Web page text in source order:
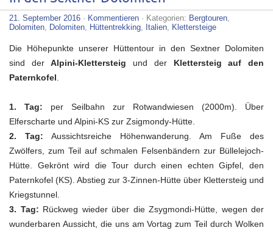
21. September 2016 · Kommentieren · Kategorien: Bergtouren,
Dolomiten, Dolomiten, Hüttentrekking, Italien, Klettersteige
Die Höhepunkte unserer Hüttentour in den Sextner Dolomiten
sind derAlpini-Klettersteig und der Klettersteig auf den
Paternkofel
1. Tag: per Seilbahn zur Rotwandwiesen (2000m). Über
Elferscharte und Alpini-KS zur Zsigmondy-Hütte.
2. Tag: Aussichtsreiche Höhenwanderung. Am Fuße des
Zwölfers, zum Teil auf schmalen Felsenbändern zur Büllelejoch-
Hütte. Gekrönt wird die Tour durch einen echten Gipfel, den
Paternkofel (KS). Abstieg zur 3-Zinnen-Hütte über Klettersteig und
Kriegstunnel.
3. Tag: Rückweg wieder über die Zsygmondi-Hütte, wegen der
wunderbaren Aussicht, die uns am Vortag zum Teil durch Wolken